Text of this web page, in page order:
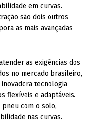
em curvas.
são dois outros
as mais avançadas
as exigências dos
no mercado brasileiro,
tecnologia
flexíveis e adaptáveis.
pneu com o solo,
nas curvas.